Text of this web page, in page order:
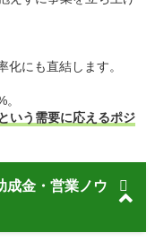
にも直結します。
いう需要に応えるポジ
成金・営業ノウ